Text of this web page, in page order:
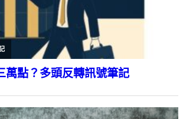
萬點？多頭反轉訊號筆記